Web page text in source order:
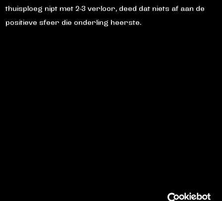
thuisploeg nipt met 2-3 verloor, deed dat niets af aan de
positieve sfeer die onderling heerste.